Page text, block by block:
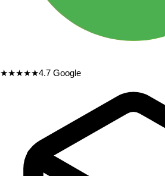
★★★★★4.7 Google